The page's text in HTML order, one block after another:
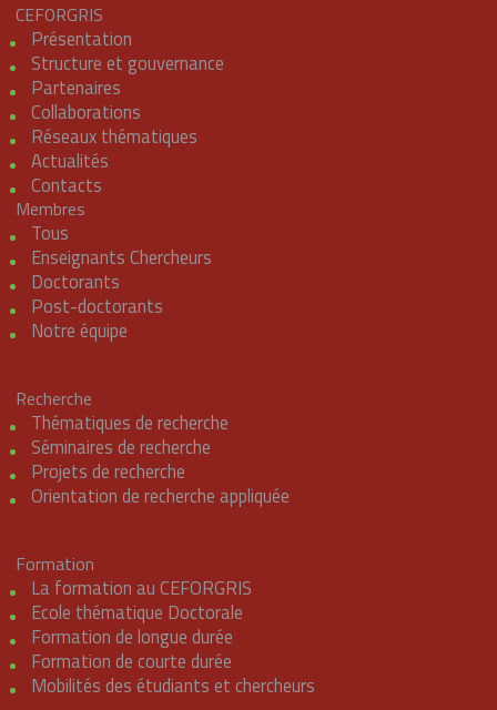
CEFORGRIS
Présentation
Structure et gouvernance
Partenaires
Collaborations
Réseaux thématiques
Actualités
Contacts
Membres
Tous
Enseignants Chercheurs
Doctorants
Post-doctorants
Notre équipe
Recherche
Thématiques de recherche
Séminaires de recherche
Projets de recherche
Orientation de recherche appliquée
Formation
La formation au CEFORGRIS
Ecole thématique Doctorale
Formation de longue durée
Formation de courte durée
Mobilités des étudiants et chercheurs